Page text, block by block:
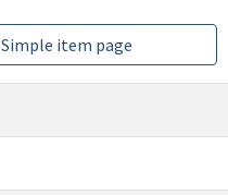
Simple item page